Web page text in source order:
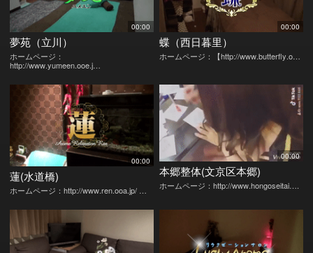
00:00
夢苑（立川）
ホームページ：
http://www.yumeen.ooe.j…
00:00
蝶（西日暮里）
ホームページ：【http://www.butterfly.o…
00:00
蓮(水道橋)
ホームページ：http://www.ren.ooa.jp/ …
00:00
本郷整体(文京区本郷)
ホームページ：http://www.hongoseitai….